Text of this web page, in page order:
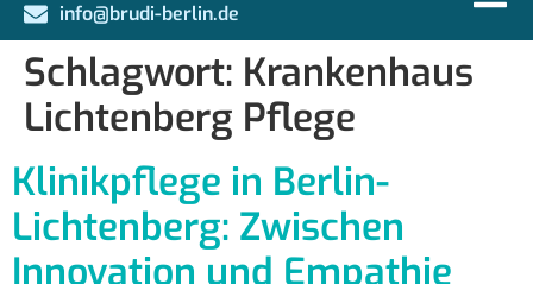
info@brudi-berlin.de
Schlagwort: Krankenhaus
Lichtenberg Pflege
Klinikpflege in Berlin-
Lichtenberg: Zwischen
Innovation und Empathie